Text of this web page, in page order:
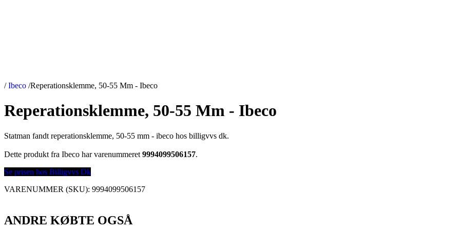
/ Ibeco /Reperationsklemme, 50-55 Mm - Ibeco
Reperationsklemme, 50-55 Mm - Ibeco
Statman fandt reperationsklemme, 50-55 mm - ibeco hos billigvvs dk.
Dette produkt fra Ibeco har varenummeret 9994099506157.
Se prisen hos Billigvvs Dk
VARENUMMER (SKU): 9994099506157
ANDRE KØBTE OGSÅ